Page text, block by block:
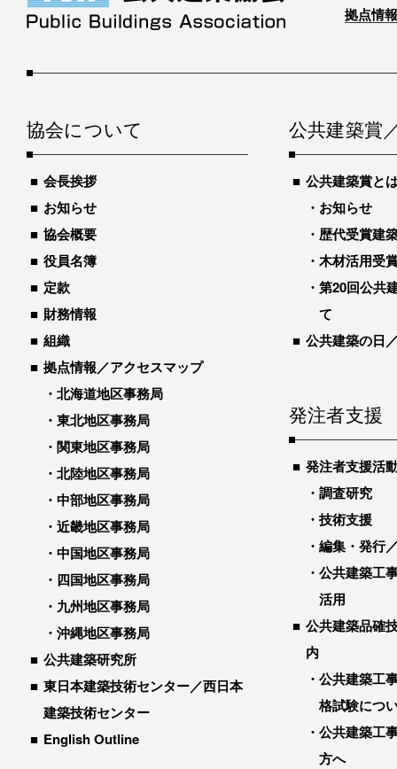
拠点情
協会について
会長挨拶
お知らせ
協会概要
役員名簿
定款
財務情報
組織
拠点情報／アクセスマップ
北海道地区事務局
東北地区事務局
関東地区事務局
北陸地区事務局
中部地区事務局
近畿地区事務局
中国地区事務局
四国地区事務局
九州地区事務局
沖縄地区事務局
公共建築研究所
東日本建築技術センター／西日本
建築技術センター
English Outline
公共建築賞
公共建築賞と
お知らせ
歴代受賞建
木材活用受
第20回公共
て
公共建築の日
発注者支援
発注者支援活
調査研究
技術支援
編集・発行
公共建築工
活用
公共建築品確
内
公共建築工
格試験につ
公共建築工
方へ